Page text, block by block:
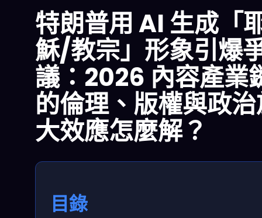
特朗普用 AI 生成「
穌/教宗」形象引爆
議：2026 內容產業
的倫理、版權與政
大效應怎麼解？
目錄